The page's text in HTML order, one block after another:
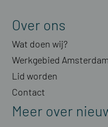
Over ons
Wat doen wij?
Werkgebied
Lid worden
Contact
Meer over